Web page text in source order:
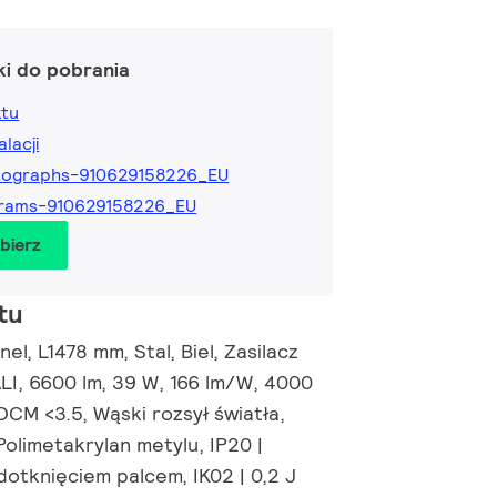
do pobrania
910629158226_EU
910629158226_EU
L1478 mm, Stal, Biel, Zasilacz
6600 lm, 39 W, 166 lm/W, 4000
<3.5, Wąski rozsył światła,
metylu, IP20 |
palcem, IK02 | 0,2 J